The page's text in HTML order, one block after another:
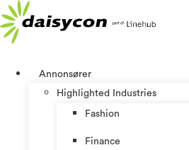
Hoppa
till
innehåll
Annonsører
Highlighted Industries
Fashion
Finance